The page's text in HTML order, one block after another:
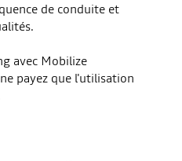
de conduite et
avec Mobilize
payez que l'utilisation